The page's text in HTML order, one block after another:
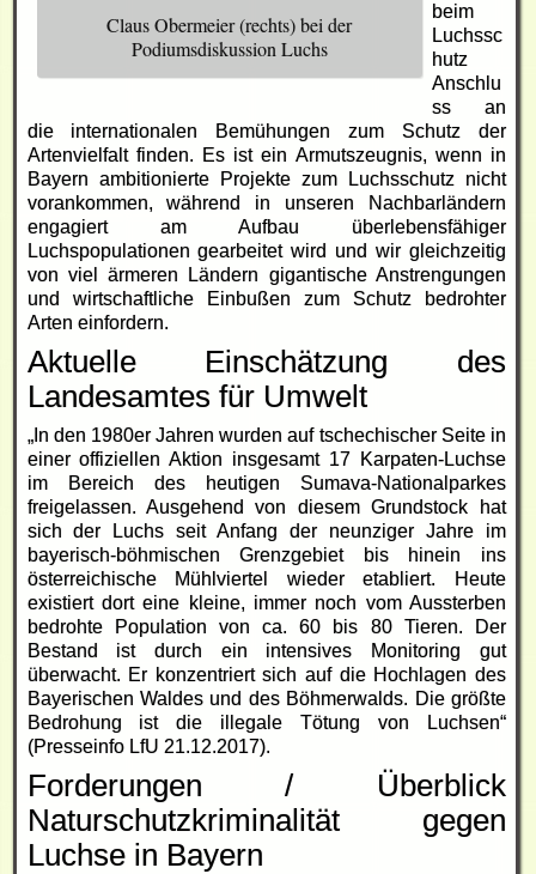
Claus Obermeier (rechts) bei der
Podiumsdiskussion Luchs
beim
Luchssc
hutz
Anschlu
ss an
die internationalen Bemühungen zum Schutz der
Artenvielfalt finden. Es ist ein Armutszeugnis, wenn in
Bayern ambitionierte Projekte zum Luchsschutz nicht
vorankommen, während in unseren Nachbarländern
engagiert am Aufbau überlebensfähiger
Luchspopulationen gearbeitet wird und wir gleichzeitig
von viel ärmeren Ländern gigantische Anstrengungen
und wirtschaftliche Einbußen zum Schutz bedrohter
Arten einfordern.
Aktuelle Einschätzung des
Landesamtes für Umwelt
„In den 1980er Jahren wurden auf tschechischer Seite in
einer offiziellen Aktion insgesamt 17 Karpaten-Luchse
im Bereich des heutigen Sumava-Nationalparkes
freigelassen. Ausgehend von diesem Grundstock hat
sich der Luchs seit Anfang der neunziger Jahre im
bayerisch-böhmischen Grenzgebiet bis hinein ins
österreichische Mühlviertel wieder etabliert. Heute
existiert dort eine kleine, immer noch vom Aussterben
bedrohte Population von ca. 60 bis 80 Tieren. Der
Bestand ist durch ein intensives Monitoring gut
überwacht. Er konzentriert sich auf die Hochlagen des
Bayerischen Waldes und des Böhmerwalds. Die größte
Bedrohung ist die illegale Tötung von Luchsen“
(Presseinfo LfU 21.12.2017).
Forderungen / Überblick
Naturschutzkriminalität gegen
Luchse in Bayern